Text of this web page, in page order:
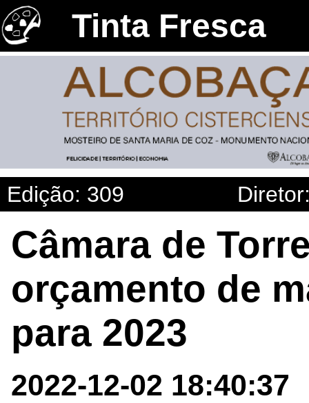
Tinta Fresca
Edição: 309
Câmara de
orçamento de
para 2023
2022-12-02 18:40:37